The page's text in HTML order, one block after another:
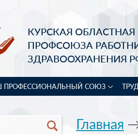
КУРСКАЯ
ПРОФСОЮЗА
ЗДРАВООХРАНЕНИЯ
ПРОФЕССИОНАЛЬНЫЙ СОЮЗ
Главная